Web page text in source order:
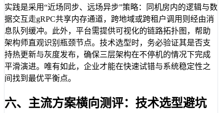
实践是采用“近场同步、远场异步”策略：同机房内的逻辑与数
据交互走gRPC共享内存通道，跨地域或跨租户调用则经由消
息队列缓冲。此外，平台需提供可视化的链路拓扑图，帮助
架构师直观识别瓶颈节点。技术选型时，务必验证其是否支
持热更新与灰度发布，确保三层架构在不停机的情况下完成
平滑演进。唯有如此，企业才能在快速试错与系统稳定性之
间找到最优平衡点。
六、主流方案横向测评：技术选型避坑